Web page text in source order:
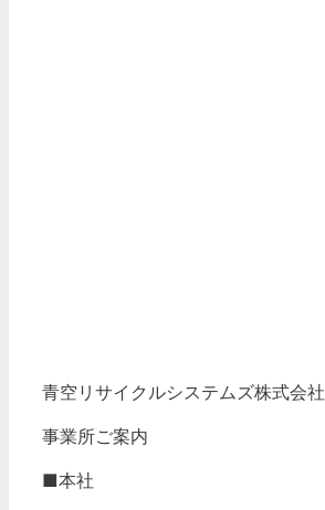
青空リサイクルシステムズ株式会社
事業所ご案内
■本社